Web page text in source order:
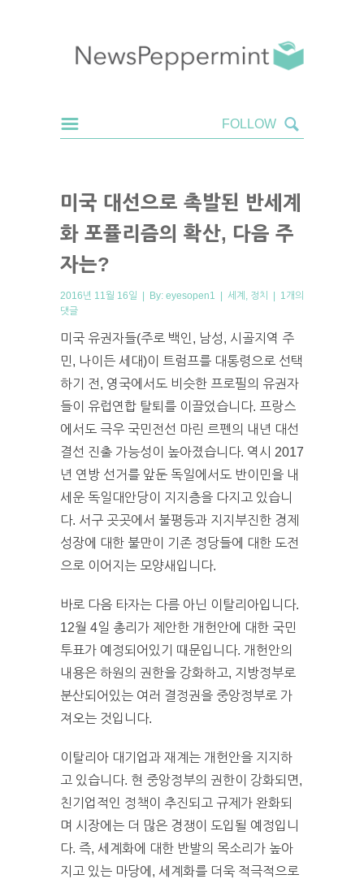
미국 대선으로 촉발된 반세계
화 포퓰리즘의 확산, 다음 주
자는?
2016년 11월 16일 | By: eyesopen1 | 세계 정치 | 1개의
댓글
미국 유권자들(주로 백인, 남성, 시골지역 주
민, 나이든 세대)이 트럼프를 대통령으로 선택
하기 전, 영국에서도 비슷한 프로필의 유권자
들이 유럽연합 탈퇴를 이끌었습니다. 프랑스
에서도 극우 국민전선 마린 르펜의 내년 대선
결선 진출 가능성이 높아졌습니다. 역시 2017
년 연방 선거를 앞둔 독일에서도 반이민을 내
세운 독일대안당이 지지층을 다지고 있습니
다. 서구 곳곳에서 불평등과 지지부진한 경제
성장에 대한 불만이 기존 정당들에 대한 도전
으로 이어지는 모양새입니다.
바로 다음 타자는 다름 아닌 이탈리아입니다.
12월 4일 총리가 제안한 개헌안에 대한 국민
투표가 예정되어있기 때문입니다. 개헌안의
내용은 하원의 권한을 강화하고, 지방정부로
분산되어있는 여러 결정권을 중앙정부로 가
져오는 것입니다.
이탈리아 대기업과 재계는 개헌안을 지지하
고 있습니다. 현 중앙정부의 권한이 강화되면,
친기업적인 정책이 추진되고 규제가 완화되
며 시장에는 더 많은 경쟁이 도입될 예정입니
다. 즉, 세계화에 대한 반발의 목소리가 높아
지고 있는 마당에, 세계화를 더욱 적극적으로